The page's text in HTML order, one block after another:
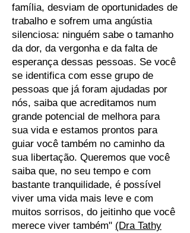
família, desviam de oportunidades de
trabalho e sofrem uma angústia
silenciosa: ninguém sabe o tamanho
da dor, da vergonha e da falta de
esperança dessas pessoas. Se você
se identifica com esse grupo de
pessoas que já foram ajudadas por
nós, saiba que acreditamos num
grande potencial de melhora para
sua vida e estamos prontos para
guiar você também no caminho da
sua libertação. Queremos que você
saiba que, no seu tempo e com
bastante tranquilidade, é possível
viver uma vida mais leve e com
muitos sorrisos, do jeitinho que você
merece viver também" (Dra Tathy